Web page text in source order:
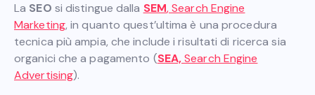
La SEO si distingue dalla SEM, Search Engine
Marketing, in quanto quest’ultima è una procedura
tecnica più ampia, che include i risultati di ricerca sia
organici che a pagamento (SEA,Search Engine
Advertising).